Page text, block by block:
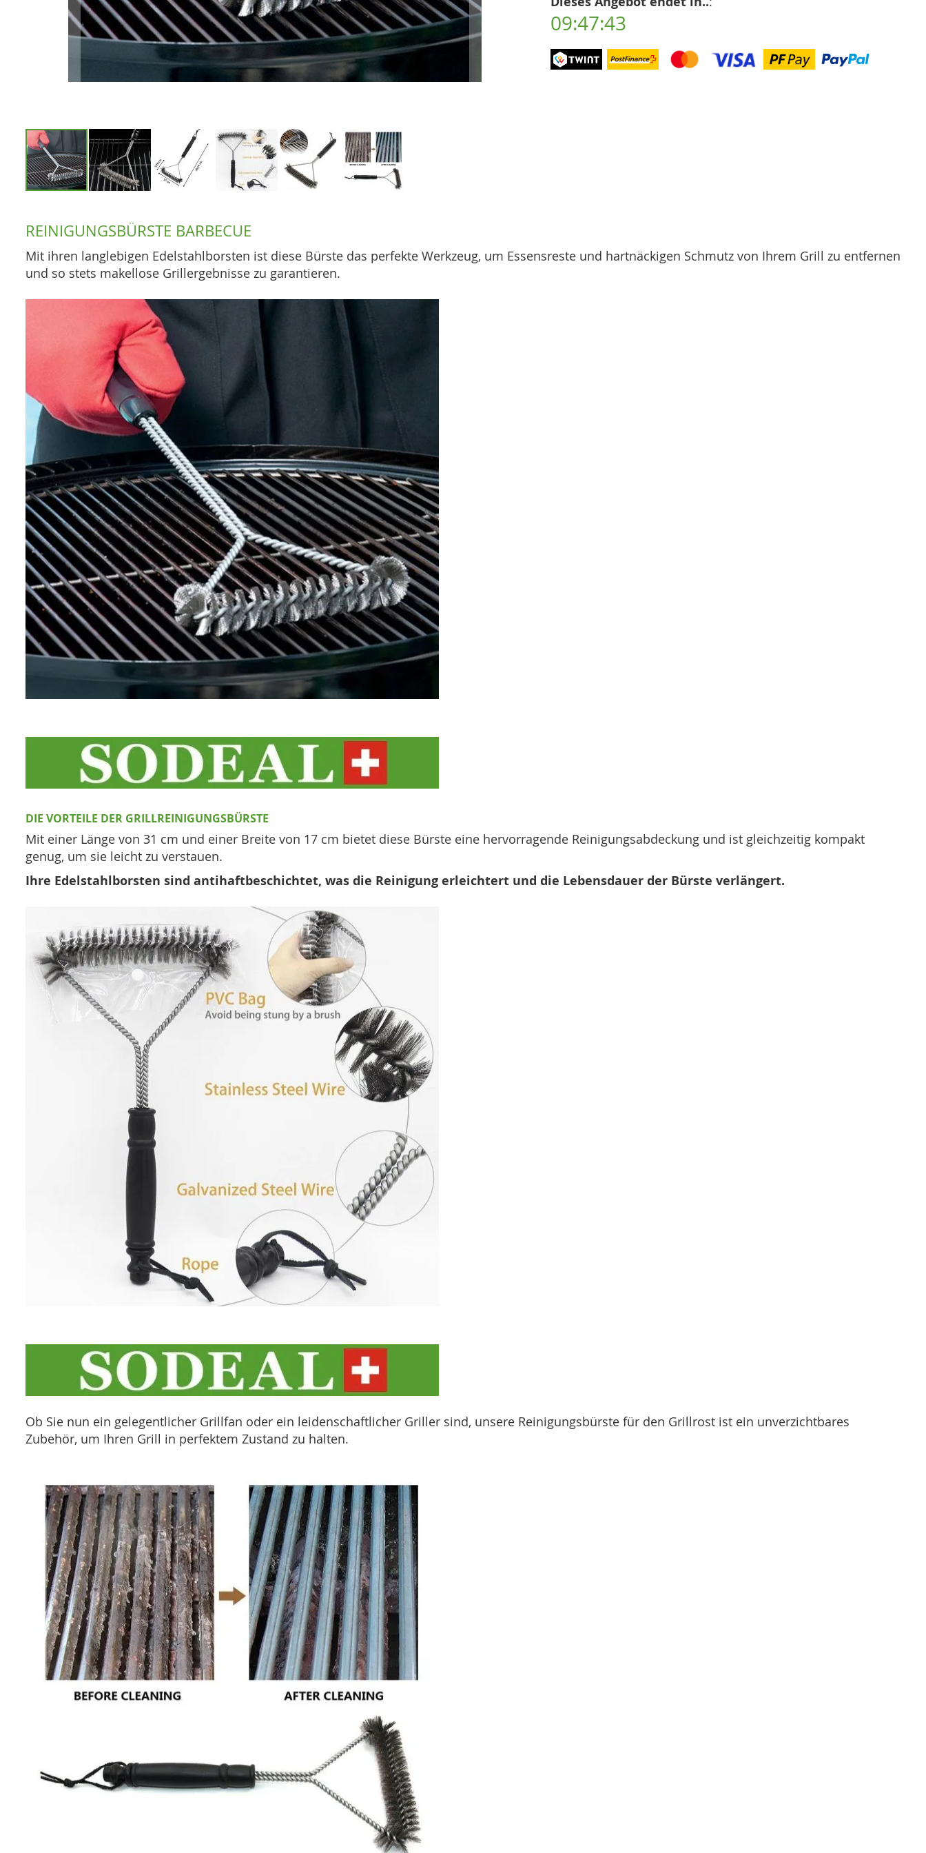
der
Bildgalerie
springen
09:47:42
REINIGUNGSBÜRSTE BARBECUE
Mit ihren langlebigen Edelstahlborsten ist diese Bürste das perfekte Werkzeug, um Essensreste und hartnäckigen Schmutz von Ihrem Grill zu entfernen
und so stets makellose Grillergebnisse zu garantieren.
DIE VORTEILE DER GRILLREINIGUNGSBÜRSTE
Mit einer Länge von 31 cm und einer Breite von 17 cm bietet diese Bürste eine hervorragende Reinigungsabdeckung und ist gleichzeitig kompakt
genug, um sie leicht zu verstauen.
Ihre Edelstahlborsten sind antihaftbeschichtet, was die Reinigung erleichtert und die Lebensdauer der Bürste verlängert.
Ob Sie nun ein gelegentlicher Grillfan oder ein leidenschaftlicher Griller sind, unsere Reinigungsbürste für den Grillrost ist ein unverzichtbares
Zubehör, um Ihren Grill in perfektem Zustand zu halten.